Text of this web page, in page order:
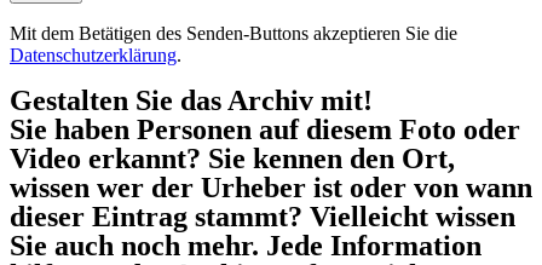
Mit dem Betätigen des Senden-Buttons akzeptieren Sie die
Datenschutzerklärung.
Gestalten Sie das Archiv mit!
Sie haben Personen auf diesem Foto oder
Video erkannt? Sie kennen den Ort,
wissen wer der Urheber ist oder von wann
dieser Eintrag stammt? Vielleicht wissen
Sie auch noch mehr. Jede Information